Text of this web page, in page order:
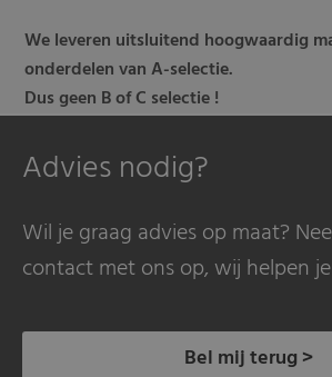
We leveren uitsluitend hoogwaardig
onderdelen van A-selectie.
Dus geen B of C selectie !
Advies nodig?
Wil je graag advies op maat?
contact met ons op, wij helpen
Bel mij terug >